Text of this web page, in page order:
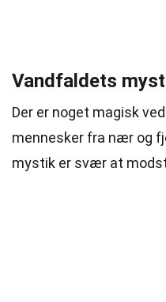
Vandfaldets
Der er noget magisk
mennesker fra nær og
mystik er svær at